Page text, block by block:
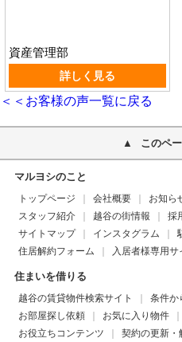
資産管理部
詳しく見る
＜＜お客様の声一覧に戻る
このペ
マルヨシのこと
トップページ 会社概要 お知ら
スタッフ紹介
越谷の街情報 採
サイトマップ
インスタグラム
住居解約フォーム
入居者様専用サ
住まいを借りる
越谷の賃貸物件検索サイト 条件か
お部屋探し依頼
お気に入り物件
お役立ちコンテンツ
契約の更新・